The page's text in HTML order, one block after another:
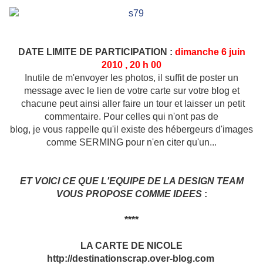
DATE LIMITE DE PARTICIPATION : dimanche 6 juin
2010 , 20 h 00
Inutile de m'envoyer les photos, il suffit de poster un
message avec le lien de votre carte sur votre blog et
chacune peut ainsi aller faire un tour et laisser un petit
commentaire. Pour celles qui n'ont pas de
blog, je vous rappelle qu'il existe des hébergeurs d'images
comme SERMING pour n'en citer qu'un...
ET VOICI CE QUE L'EQUIPE DE LA DESIGN TEAM
VOUS PROPOSE COMME IDEES:
****
LA CARTE DE NICOLE
http://destinationscrap.over-blog.com